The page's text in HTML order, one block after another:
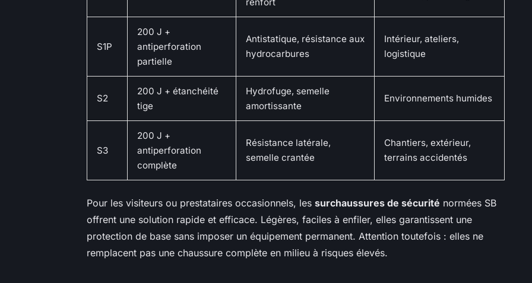
S1P
200 J +
antiperforation
partielle
Antistatique, résistance aux
hydrocarbures
Intérieur, ateliers,
logistique
S2
200 J + étanchéité
tige
Hydrofuge, semelle
amortissante
Environnements humides
S3
200 J +
antiperforation
complète
Résistance latérale,
semelle crantée
Chantiers, extérieur,
terrains accidentés
Pour les visiteurs ou prestataires occasionnels, les surchaussures de sécurité normées SB
offrent une solution rapide et efficace. Légères, faciles à enfiler, elles garantissent une
protection de base sans imposer un équipement permanent. Attention toutefois : elles ne
remplacent pas une chaussure complète en milieu à risques élevés.